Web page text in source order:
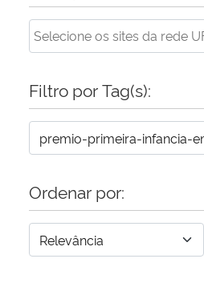
Secretaria-Geral
Gabinete de Segurança Institucional
Banco Central do Brasil
Filtro por Tag(s):
Ordenar por: